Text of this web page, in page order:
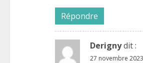
Répondre
Derignydit :
27 novembre